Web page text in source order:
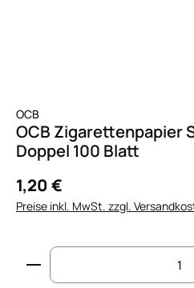
OCB
OCB Zigarettenpapier
Doppel 100 Blatt
1,20 €
Preise inkl. MwSt. zzgl.
Produkt Anzahl: Gib